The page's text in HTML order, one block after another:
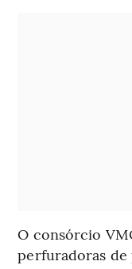
O consórcio
perfuradoras